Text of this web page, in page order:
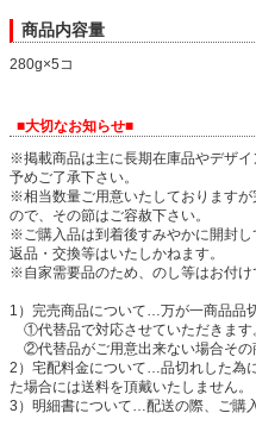
商品内容量
280g×5コ
■大切なお知らせ■
※掲載商品は主に長期在庫品やデザ
予めご了承下さい。
※相当数量ご用意いたしております
ので、その節はご容赦下さい。
※ご購入品は到着後すみやかに開封し
返品・交換等はいたしかねます。
※自家需要品のため、のし等はお付け
1）完売商品について…万が一商品品
①代替品で対応させていただきます
②代替品がご用意出来ない場合その
2）宅配料金について…品切れした為
た場合には送料を頂戴いたしません。
3）明細書について…配送の際、ご購